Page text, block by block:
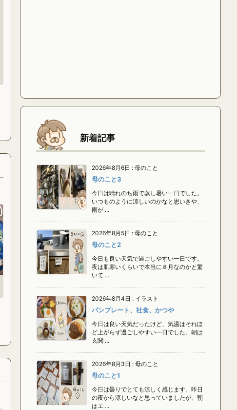
新着記事
2026年8月6日 : 母のこと
母のこと3
今日は晴れのち雨で蒸し暑い一日でした。
いつものように涼しいのかなと思いきや、
雨が ...
2026年8月5日 : 母のこと
母のこと2
今日も良い天気で過ごしやすい一日です。
夜は肌寒いくらいで本当に８月なのかと驚
いて ...
2026年8月4日 : イラスト
パンプレート、社食、かつや
今日は良い天気だったけど、気温はそれほ
ど上がらず過ごしやすい一日でした。朝は
玄関 ...
2026年8月3日 : 母のこと
母のこと1
今日は曇りでとても涼しく感じます。昨日
の夜から涼しいなと思っていましたが、朝
はエ ...